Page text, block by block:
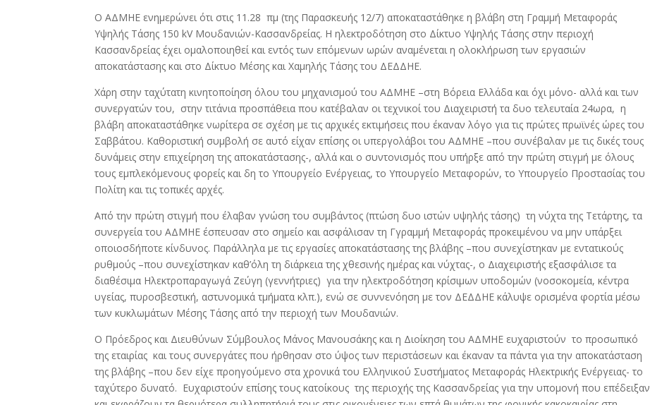
Ο ΑΔΜΗΕ ενημερώνει ότι στις 11.28 πμ (της Παρασκευής 12/7) αποκαταστάθηκε η βλάβη στη Γραμμή Μεταφοράς
Υψηλής Τάσης 150 kV Μουδανιών-Κασσανδρείας. Η ηλεκτροδότηση στο Δίκτυο Υψηλής Τάσης στην περιοχή
Κασσανδρείας έχει ομαλοποιηθεί και εντός των επόμενων ωρών αναμένεται η ολοκλήρωση των εργασιών
αποκατάστασης και στο Δίκτυο Μέσης και Χαμηλής Τάσης του ΔΕΔΔΗΕ.
Χάρη στην ταχύτατη κινητοποίηση όλου του μηχανισμού του ΑΔΜΗΕ –στη Βόρεια Ελλάδα και όχι μόνο- αλλά και των
συνεργατών του, στην τιτάνια προσπάθεια που κατέβαλαν οι τεχνικοί του Διαχειριστή τα δυο τελευταία 24ωρα, η
βλάβη αποκαταστάθηκε νωρίτερα σε σχέση με τις αρχικές εκτιμήσεις που έκαναν λόγο για τις πρώτες πρωϊνές ώρες του
Σαββάτου. Καθοριστική συμβολή σε αυτό είχαν επίσης οι υπεργολάβοι του ΑΔΜΗΕ –που συνέβαλαν με τις δικές τους
δυνάμεις στην επιχείρηση της αποκατάστασης-, αλλά και ο συντονισμός που υπήρξε από την πρώτη στιγμή με όλους
τους εμπλεκόμενους φορείς και δη το Υπουργείο Ενέργειας, το Υπουργείο Μεταφορών, το Υπουργείο Προστασίας του
Πολίτη και τις τοπικές αρχές.
Από την πρώτη στιγμή που έλαβαν γνώση του συμβάντος (πτώση δυο ιστών υψηλής τάσης) τη νύχτα της Τετάρτης, τα
συνεργεία του ΑΔΜΗΕ έσπευσαν στο σημείο και ασφάλισαν τη Γγραμμή Μεταφοράς προκειμένου να μην υπάρξει
οποιοσδήποτε κίνδυνος. Παράλληλα με τις εργασίες αποκατάστασης της βλάβης –που συνεχίστηκαν με εντατικούς
ρυθμούς –που συνεχίστηκαν καθ’όλη τη διάρκεια της χθεσινής ημέρας και νύχτας-, ο Διαχειριστής εξασφάλισε τα
διαθέσιμα Ηλεκτροπαραγωγά Ζεύγη (γεννήτριες) για την ηλεκτροδότηση κρίσιμων υποδομών (νοσοκομεία, κέντρα
υγείας, πυροσβεστική, αστυνομικά τμήματα κλπ.), ενώ σε συννενόηση με τον ΔΕΔΔΗΕ κάλυψε ορισμένα φορτία μέσω
των κυκλωμάτων Μέσης Τάσης από την περιοχή των Μουδανιών.
Ο Πρόεδρος και Διευθύνων Σύμβουλος Μάνος Μανουσάκης και η Διοίκηση του ΑΔΜΗΕ ευχαριστούν το προσωπικό
της εταιρίας και τους συνεργάτες που ήρθησαν στο ύψος των περιστάσεων και έκαναν τα πάντα για την αποκατάσταση
της βλάβης –που δεν είχε προηγούμενο στα χρονικά του Ελληνικού Συστήματος Μεταφοράς Ηλεκτρικής Ενέργειας- το
ταχύτερο δυνατό. Ευχαριστούν επίσης τους κατοίκους της περιοχής της Κασσανδρείας για την υπομονή που επέδειξαν